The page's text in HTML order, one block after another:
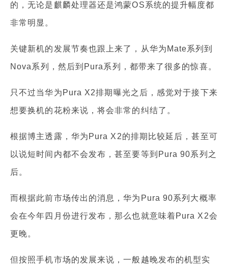
的，无论是麒麟处理器还是鸿蒙OS系统的提升幅度都
非常明显。
关键新机的发展节奏也跟上来了，从华为Mate系列到
Nova系列，然后到Pura系列，都带来了很多的惊喜。
只不过当华为Pura X2排期曝光之后，感觉对于接下来
想要换机的花粉来说，将会非常的纠结了。
根据博主透露，华为Pura X2的排期比较延后，甚至可
以说短时间内都不会发布，甚至要等到Pura 90系列之
后。
而根据此前市场传出的消息，华为Pura 90系列大概率
会在今年四月份进行发布，那么也就意味着Pura X2会
更晚。
但按照手机市场的发展来说，一般越晚发布的机型实